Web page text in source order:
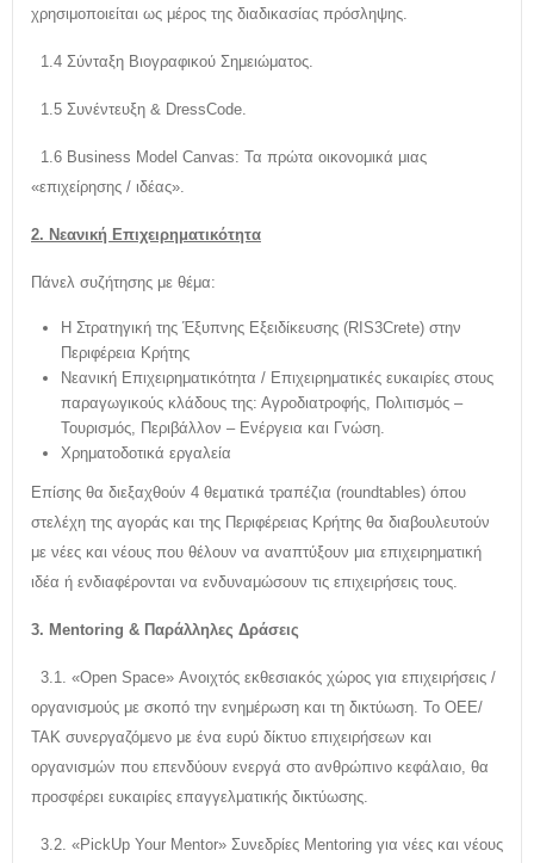
χρησιμοποιείται ως μέρος της διαδικασίας πρόσληψης.
1.4 Σύνταξη Βιογραφικού Σημειώματος.
1.5 Συνέντευξη & DressCode.
1.6 Business Model Canvas: Τα πρώτα οικονομικά μιας
«επιχείρησης / ιδέας».
2. Νεανική Επιχειρηματικότητα
Πάνελ συζήτησης με θέμα:
Η Στρατηγική της Έξυπνης Εξειδίκευσης (RIS3Crete) στην
Περιφέρεια Κρήτης
Νεανική Επιχειρηματικότητα / Επιχειρηματικές ευκαιρίες στους
παραγωγικούς κλάδους της: Αγροδιατροφής, Πολιτισμός –
Τουρισμός, Περιβάλλον – Ενέργεια και Γνώση.
Χρηματοδοτικά εργαλεία
Επίσης θα διεξαχθούν 4 θεματικά τραπέζια (roundtables) όπου
στελέχη της αγοράς και της Περιφέρειας Κρήτης θα διαβουλευτούν
με νέες και νέους που θέλουν να αναπτύξουν μια επιχειρηματική
ιδέα ή ενδιαφέρονται να ενδυναμώσουν τις επιχειρήσεις τους.
3. Mentoring & Παράλληλες Δράσεις
3.1. «Open Space» Ανοιχτός εκθεσιακός χώρος για επιχειρήσεις /
οργανισμούς με σκοπό την ενημέρωση και τη δικτύωση. Το ΟΕΕ/
ΤΑΚ συνεργαζόμενο με ένα ευρύ δίκτυο επιχειρήσεων και
οργανισμών που επενδύουν ενεργά στο ανθρώπινο κεφάλαιο, θα
προσφέρει ευκαιρίες επαγγελματικής δικτύωσης.
3.2. «PickUp Your Mentor» Συνεδρίες Mentoring για νέες και νέους